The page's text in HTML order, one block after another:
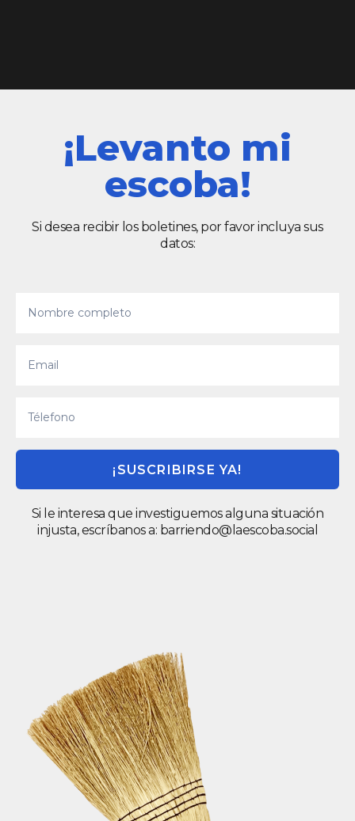
¡Levanto mi
escoba!
Si desea recibir los boletines, por favor incluya sus
datos:
¡SUSCRIBIRSE YA!
Si le interesa que investiguemos alguna situación
injusta, escríbanos a: barriendo@laescoba.social